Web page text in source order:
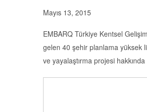
Mayıs 13, 2015
EMBARQ Türkiye Kentsel
gelen 40 şehir planlama yüksek
ve yayalaştırma projesi